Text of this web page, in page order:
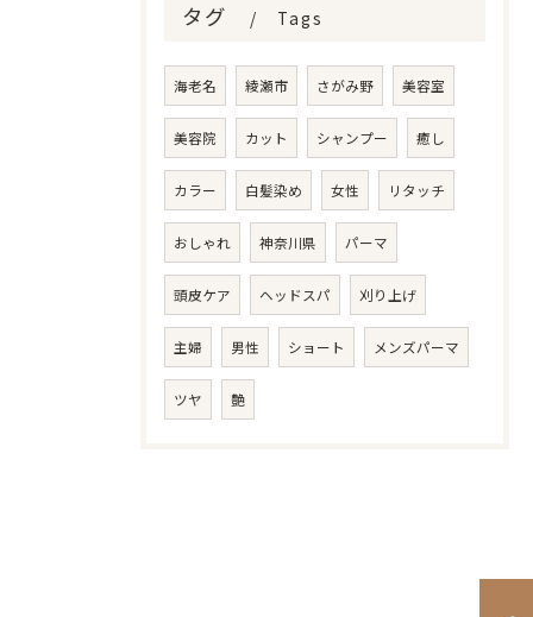
タグ Tags
海老名 綾瀬市 さがみ野 美容室
美容院 カット シャンプー 癒し
カラー 白髪染め 女性 リタッチ
おしゃれ 神奈川県 パーマ
頭皮ケア ヘッドスパ 刈り上げ
主婦 男性 ショート メンズパーマ
ツヤ 艶